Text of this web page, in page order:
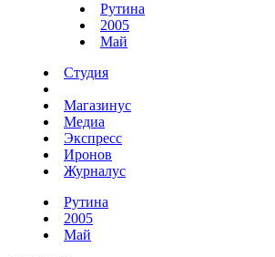
Рутина
2005
Май
Студия
Магазинус
Медиа
Экспресс
Иронов
Журналус
Рутина
2005
Май